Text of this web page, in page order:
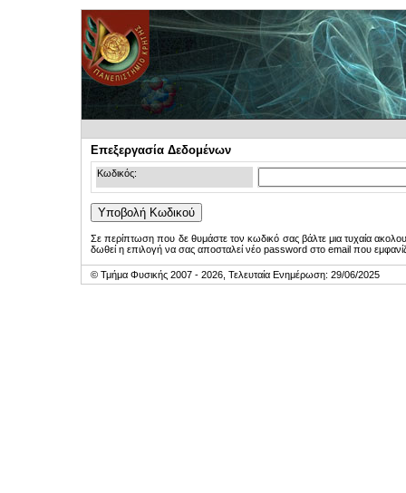
Επεξεργασία Δεδομένων
Κωδικός:
Σε περίπτωση που δε θυμάστε τον κωδικό σας βάλτε μια τυχαία
δωθεί η επιλογή να σας αποσταλεί νέο password στο email που
© Τμήμα Φυσικής 2007 - 2026, Τελευταία Ενημέρωση: 29/06/2025